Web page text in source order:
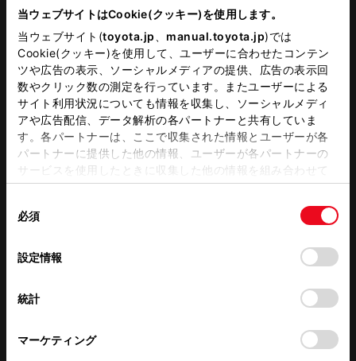
当ウェブサイトはCookie(クッキー)を使用します。
当ウェブサイト(toyota.jp manual.toyota.jp)では
Cookie(クッキー)を使用して、ユーザーに合わせたコンテン
ツや広告の表示、ソーシャルメディアの提供、広告の表示回
数やクリック数の測定を行っています。またユーザーによる
サイト利用状況についても情報を収集し、ソーシャルメディ
アや広告配信、データ解析の各パートナーと共有していま
す。各パートナーは、ここで収集された情報とユーザーが各
パートナーに提供した他の情報、ユーザーが各パートナーの
サービスを使用したときに収集した他の情報を組み合わせて
使用することがあります。当ウェブサイトの使用を続行する
デバイスにすべてのCookie(クッキー)が保存されることに同
意したことになります。Cookie(クッキー)のオプトアウト、
設定の変更、同意を撤回したりするにあたっては、当社の
「Cookie（クッキー）情報の取り扱いについて
」をご覧くだ
必須
設定情報
統計
マーケティング
車検・整備・メンテナンス取
扱店
中古車(U-Car)販売
G-Station WiFi
この販売店のウェブサイトはこちら
営業日カレンダー